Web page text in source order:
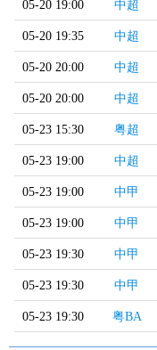
05-20 19:00 中超
05-20 19:35 中超
05-20 20:00 中超
05-20 20:00 中超
05-23 15:30 粤超
05-23 19:00 中超
05-23 19:00 中甲
05-23 19:00 中甲
05-23 19:30 中甲
05-23 19:30 中甲
05-23 19:30 粤BA